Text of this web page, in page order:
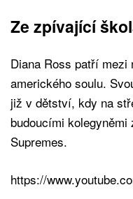
Ze zpívající
Diana Ross patří
amerického soulu.
již v dětství, kdy na
budoucími
Supremes.
https://